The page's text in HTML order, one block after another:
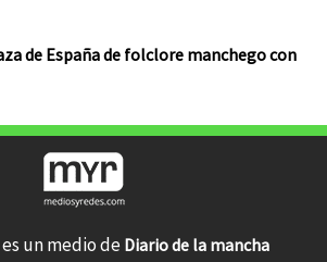
de España de folclore manchego con
un medio de Diario de la mancha